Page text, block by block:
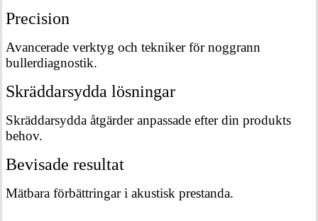
Precision
Avancerade verktyg och tekniker för noggrann
bullerdiagnostik.
Skräddarsydda lösningar
Skräddarsydda åtgärder anpassade efter din produkts
behov.
Bevisade resultat
Mätbara förbättringar i akustisk prestanda.